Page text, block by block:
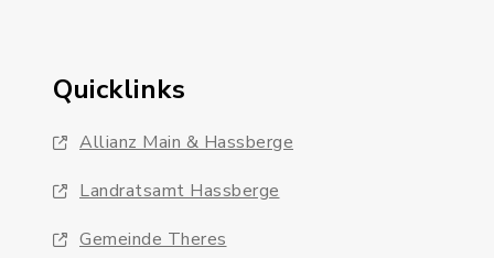
Quicklinks
Allianz Main & Hassberge
Landratsamt Hassberge
Gemeinde Theres